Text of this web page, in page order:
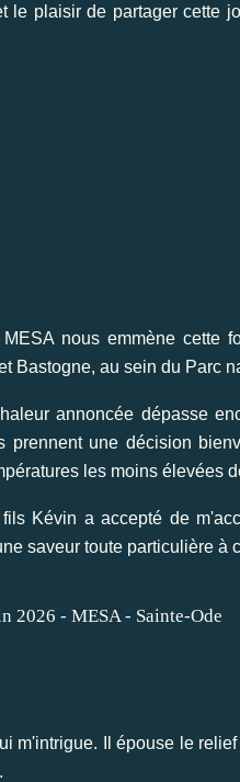
le plaisir de partager cette
nous emmène cette
Bastogne, au sein du Parc
annoncée dépasse
prennent une décision
les moins élevées
Kévin a accepté de
saveur toute particulière à
m'intrigue. Il épouse le